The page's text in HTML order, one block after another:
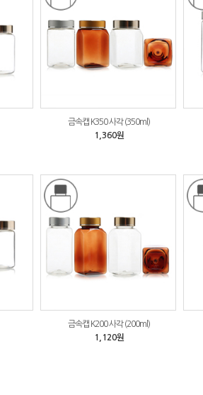
금속캡 K350 사각 (350ml)
1,360원
금속캡 K200 사각 (200ml)
1,120원